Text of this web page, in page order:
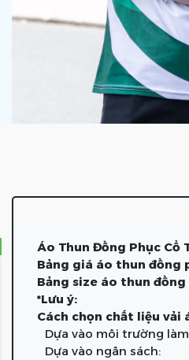
Áo Thun Đồng Phục Cổ
Bảng giá áo thun đồng
Bảng size áo thun
*Lưu ý:
Cách chọn chất liệu vải
Dựa vào môi trường
Dựa vào ngân sách: